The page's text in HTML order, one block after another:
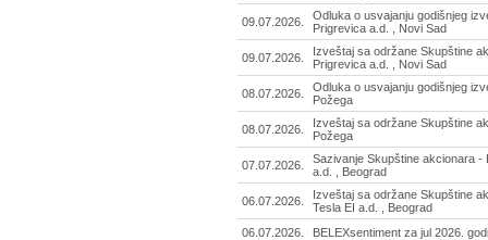
09.07.2026.
Odluka o usvajanju godišnjeg
Prigrevica a.d. , Novi Sad
09.07.2026.
Izveštaj sa održane Skupštine
Prigrevica a.d. , Novi Sad
08.07.2026.
Odluka o usvajanju godišnjeg
Požega
08.07.2026.
Izveštaj sa održane Skupštine
Požega
07.07.2026.
Sazivanje Skupštine akcionara -
a.d. , Beograd
06.07.2026.
Izveštaj sa održane Skupštine
Tesla EI a.d. , Beograd
06.07.2026.
BELEXsentiment za jul 2026.